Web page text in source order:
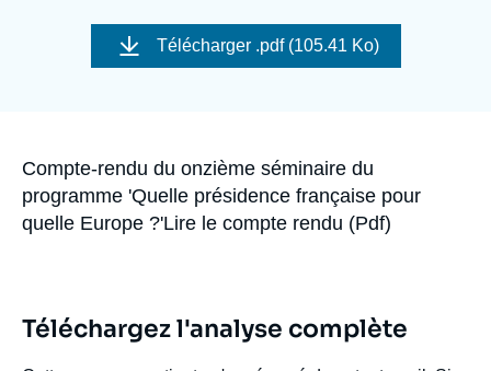
Événements
Nous soutenir
L'Ifri en bref Proche-Orient
Télécharger .pdf (105.41 Ko)
Accroche
Compte-rendu du onzième séminaire du
programme 'Quelle présidence française pour
quelle Europe ?'Lire le compte rendu (Pdf)
Téléchargez l'analyse complète